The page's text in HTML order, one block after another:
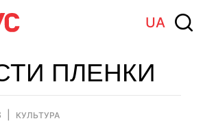
UA
ПЛЕНКИ
КУЛЬТУРА